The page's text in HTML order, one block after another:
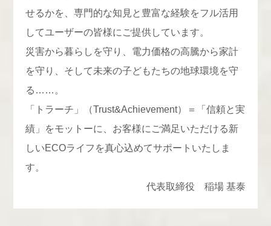
せるかを、専門的な知見と豊富な経験をフル活用
してユーザーの皆様にご提供しています。
災害から暮らしを守り、電力価格の高騰から家計
を守り、そして未来の子どもたちの地球環境を守
る……。
「トラーチ」（Trust&Achievement）＝「信頼と実
績」をモットーに、お客様にご満足いただける新
しいECOライフを真心込めてサポートいたしま
す。
代表取締役 稲場 基泰